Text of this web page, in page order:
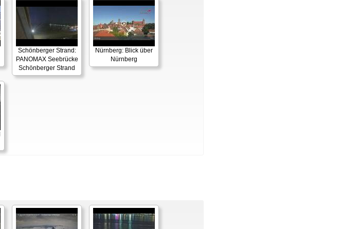
Schönberger Strand:
PANOMAX Seebrücke
Schönberger Strand
Nürnberg: Blick über
Nürnberg